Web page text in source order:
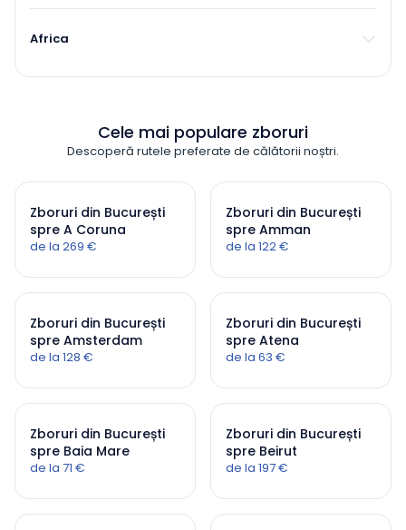
Africa
Cele mai populare zboruri
Descoperă rutele preferate de călătorii noștri.
Zboruri din București
spre A Coruna
de la 269 €
Zboruri din București
spre Amman
de la 122 €
Zboruri din București
spre Amsterdam
de la 128 €
Zboruri din București
spre Atena
de la 63 €
Zboruri din București
spre Baia Mare
de la 71 €
Zboruri din București
spre Beirut
de la 197 €